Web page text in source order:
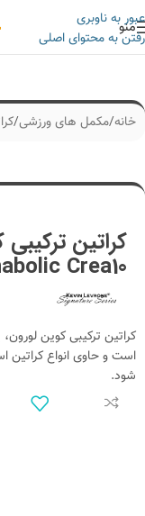
عبور به ناوبری
رفتن به محتوای اصلی
منو
خانه/مکمل های ورزشی/
Crea10
کراتین ترکیبی کوین
است و حاوی انواع کراتین
شود.